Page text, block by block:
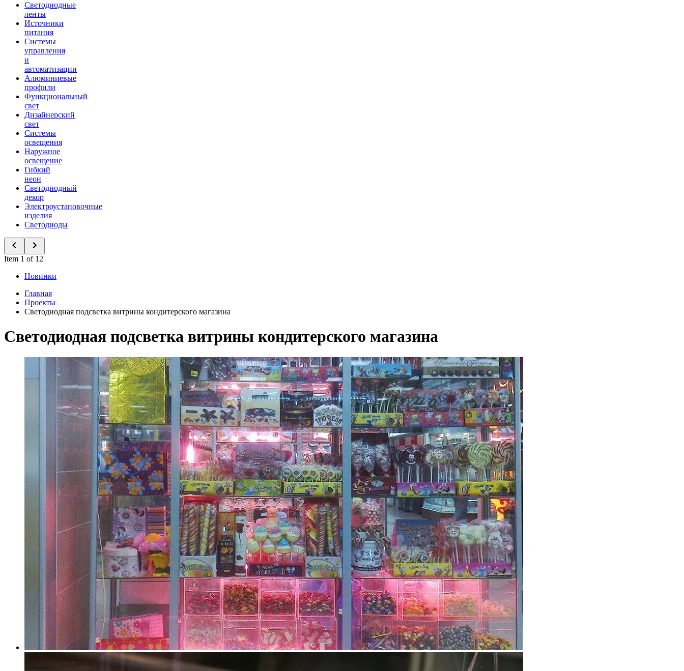
Светодиодные
ленты
Источники
питания
Системы
управления
и
автоматизации
Алюминиевые
профили
Функциональный
свет
Дизайнерский
свет
Системы
освещения
Наружное
освещение
Гибкий
неон
Светодиодный
декор
Электроустановочные
изделия
Светодиоды
Item 1 of 12
Новинки
Главная
Проекты
Светодиодная подсветка витрины кондитерского магазина
Светодиодная подсветка витрины кондитерского магазина